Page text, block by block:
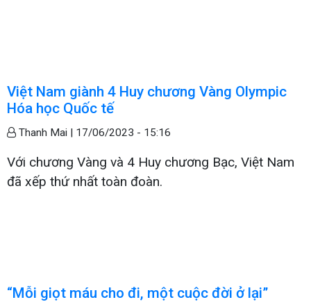
Việt Nam giành 4 Huy chương Vàng Olympic
Hóa học Quốc tế
Thanh Mai | 17/06/2023 - 15:16
Với chương Vàng và 4 Huy chương Bạc, Việt Nam
đã xếp thứ nhất toàn đoàn.
“Mỗi giọt máu cho đi, một cuộc đời ở lại”